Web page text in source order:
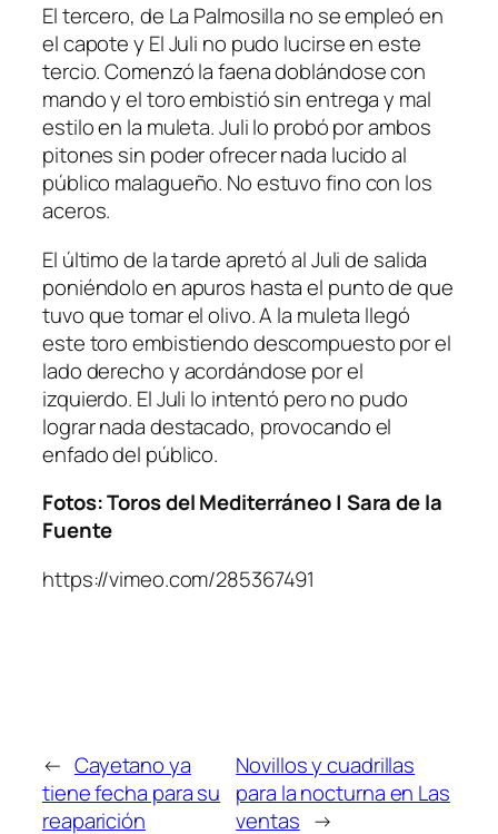
El tercero, de La Palmosilla no se empleó en
el capote y El Juli no pudo lucirse en este
tercio. Comenzó la faena doblándose con
mando y el toro embistió sin entrega y mal
estilo en la muleta. Juli lo probó por ambos
pitones sin poder ofrecer nada lucido al
público malagueño. No estuvo fino con los
aceros.
El último de la tarde apretó al Juli de salida
poniéndolo en apuros hasta el punto de que
tuvo que tomar el olivo. A la muleta llegó
este toro embistiendo descompuesto por el
lado derecho y acordándose por el
izquierdo. El Juli lo intentó pero no pudo
lograr nada destacado, provocando el
enfado del público.
Fotos: Toros del Mediterráneo | Sara de la
Fuente
https://vimeo.com/285367491
← Cayetano ya
tiene fecha para su
reaparición
Novillos y cuadrillas
para la nocturna en Las
ventas →